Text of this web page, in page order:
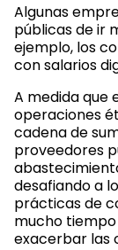
Algunas
públicas de ir
ejemplo, los
con salarios
A medida que
operaciones
cadena de
proveedores
desafiando a
prácticas de
mucho
exacerbar las